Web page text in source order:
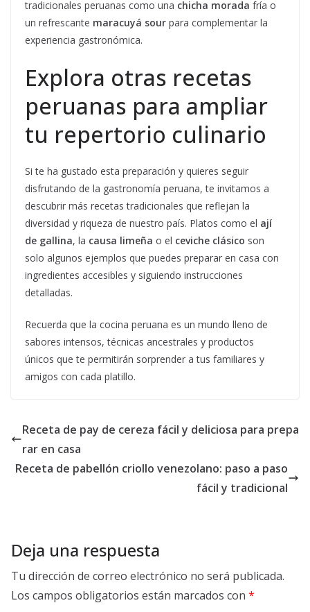
tradicionales peruanas como una chicha morada fría o
un refrescante maracuyá sour para complementar la
experiencia gastronómica.
Explora otras recetas
peruanas para ampliar
tu repertorio culinario
Si te ha gustado esta preparación y quieres seguir
disfrutando de la gastronomía peruana, te invitamos a
descubrir más recetas tradicionales que reflejan la
diversidad y riqueza de nuestro país. Platos como el ají
de gallina, la causa limeña o el ceviche clásico son
solo algunos ejemplos que puedes preparar en casa con
ingredientes accesibles y siguiendo instrucciones
detalladas.
Recuerda que la cocina peruana es un mundo lleno de
sabores intensos, técnicas ancestrales y productos
únicos que te permitirán sorprender a tus familiares y
amigos con cada platillo.
Receta de pay de cereza fácil y deliciosa para prepa
rar en casa
Receta de pabellón criollo venezolano: paso a paso
fácil y tradicional
Deja una respuesta
Tu dirección de correo electrónico no será publicada.
Los campos obligatorios están marcados con *